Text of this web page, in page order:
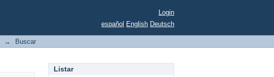
Login
español English Deutsch
→ Buscar
Listar